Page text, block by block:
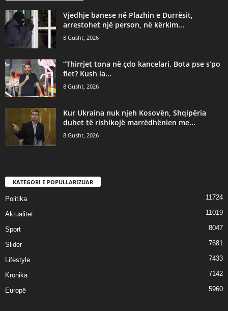
Vjedhje banese në Plazhin e Durrësit,
arrestohet një person, në kërkim...
8 Gusht, 2026
“Thirrjet tona në çdo kancelari. Bota pse s’po
flet? Kush ia...
8 Gusht, 2026
Kur Ukraina nuk njeh Kosovën, Shqipëria
duhet të rishikojë marrëdhënien me...
8 Gusht, 2026
KATEGORI E POPULLARIZUAR
Politika 11724
Aktualitet 11019
Sport 8047
Slider 7681
Lifestyle 7433
Kronika 7142
Europë 5960